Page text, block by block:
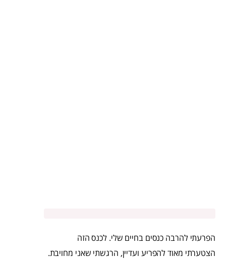
הפרעתי להרבה כנסים בחיים שלי. לכנס הזה
הצטערתי מאוד להפריע ועדיין, הרגשתי שאני מחויבת.